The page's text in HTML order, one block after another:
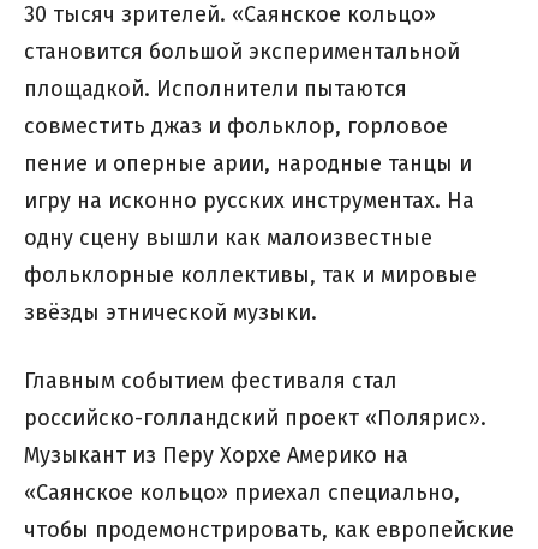
30 тысяч зрителей. «Саянское кольцо»
становится большой экспериментальной
площадкой. Исполнители пытаются
совместить джаз и фольклор, горловое
пение и оперные арии, народные танцы и
игру на исконно русских инструментах. На
одну сцену вышли как малоизвестные
фольклорные коллективы, так и мировые
звёзды этнической музыки.
Главным событием фестиваля стал
российско-голландский проект «Полярис».
Музыкант из Перу Хорхе Америко на
«Саянское кольцо» приехал специально,
чтобы продемонстрировать, как европейские